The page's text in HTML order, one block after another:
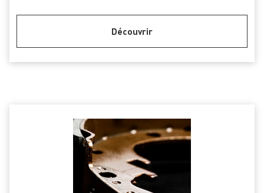
Découvrir